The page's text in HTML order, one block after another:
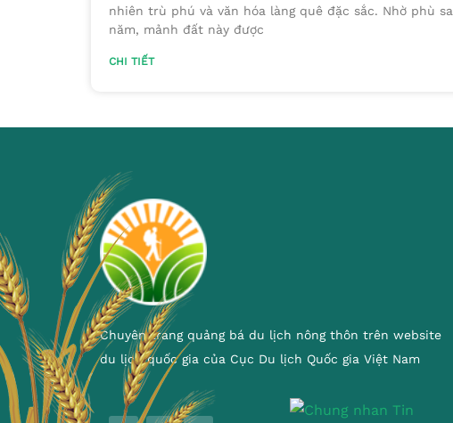
nhiên trù phú và văn hóa làng quê đặc sắc. Nhờ phù
năm, mảnh đất này được
CHI TIẾT
Chuyên trang quảng bá du lịch nông thôn trên website
du lịch quốc gia của Cục Du lịch Quốc gia Việt Nam